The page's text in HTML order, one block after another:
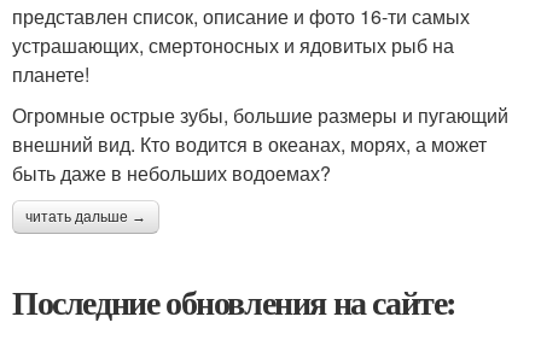
представлен список, описание и фото 16-ти самых
устрашающих, смертоносных и ядовитых рыб на
планете!
Огромные острые зубы, большие размеры и пугающий
внешний вид. Кто водится в океанах, морях, а может
быть даже в небольших водоемах?
читать дальше →
Последние обновления на сайте: